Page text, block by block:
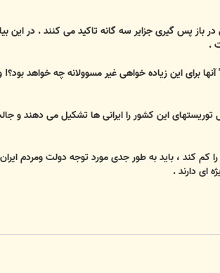
پس گیری جزایر سه گانه تاکید می کنند . در این
.
برای این زیاده خواهی غیر مسوولانه چه خواهد بود؟!
توریستهای این کشور را ایرانی ها تشکیل می دهند و
کم کند ، باید به طور جدی مورد توجه دولت ومردم ایران
ای دارند .